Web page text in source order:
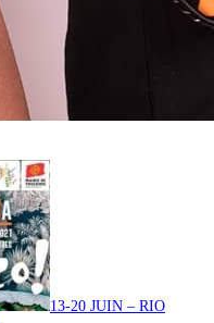
13-20 JUIN – RIO